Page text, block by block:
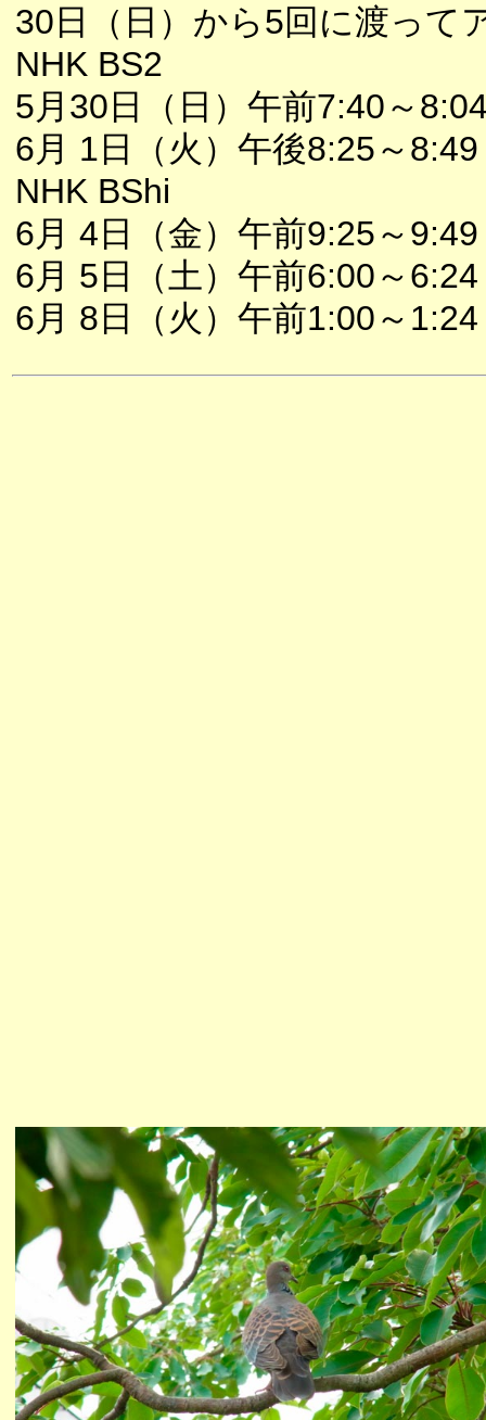
30日（日）から5回に渡って
NHK BS2
5月30日（日）午前7:40～
6月 1日（火）午後8:25～8:49
NHK BShi
6月 4日（金）午前9:25～9:49
6月 5日（土）午前6:00～6:24
6月 8日（火）午前1:00～1:24